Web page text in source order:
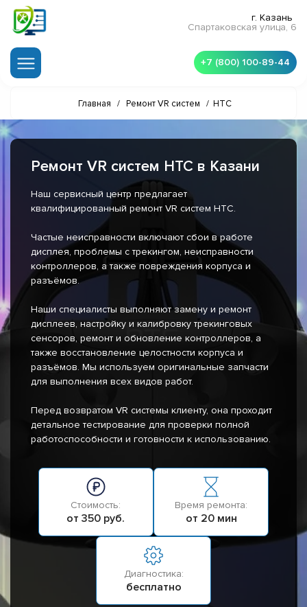
г. Казань
Спартаковская улица, 6
+7 (800) 100-89-44
Главная / Ремонт VR систем / HTC
Ремонт VR систем HTC в Казани
Наш сервисный центр предлагает
квалифицированный ремонт VR систем HTC.
Частые неисправности включают сбои в работе
дисплея, проблемы с трекингом, неисправности
контроллеров, а также повреждения корпуса и
разъёмов.
Наши специалисты выполняют замену и ремонт
дисплеев, настройку и калибровку трекинговых
сенсоров, ремонт и обновление контроллеров, а
также восстановление целостности корпуса и
разъёмов. Мы используем оригинальные запчасти
для выполнения всех видов работ.
Перед возвратом VR системы клиенту, она проходит
детальное тестирование для проверки полной
работоспособности и готовности к использованию.
Стоимость:
от 350 руб.
Время ремонта:
от 20 мин
Диагностика:
бесплатно